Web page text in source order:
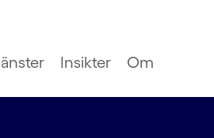
Insikter Om